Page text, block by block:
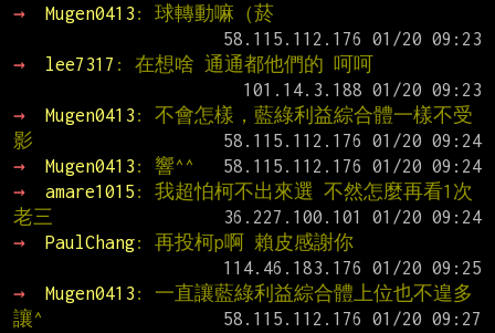
→
Mugen0413 : 球轉動嘛（菸
→
lee7317 : 在想啥 通通都他們的 呵呵
→
Mugen0413 : 不會怎樣，藍綠利益綜合體一樣不受
影
→
Mugen0413 : 響^^
→
amare1015 : 我超怕柯不出來選 不然怎麼再看1次
老三
→
PaulChang: 再投柯p啊 賴皮感謝你
→
Mugen0413 : 一直讓藍綠利益綜合體上位也不遑多
讓^